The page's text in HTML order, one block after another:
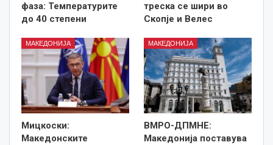
фаза: Температурите
до 40 степени
треска се шири во
Скопје и Велес
МАКЕДОНИЈА
Мицкоски:
Македонските
МАКЕДОНИЈА
ВМРО-ДПМНЕ:
Македонија поставува